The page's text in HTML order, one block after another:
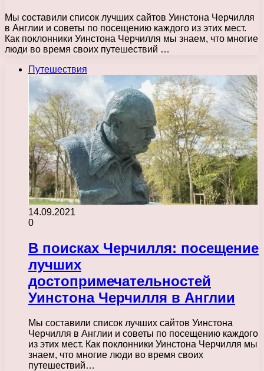
Мы составили список лучших сайтов Уинстона Черчилля
в Англии и советы по посещению каждого из этих мест.
Как поклонники Уинстона Черчилля мы знаем, что многие
люди во время своих путешествий …
Путешествия
14.09.2021
0
В поисках Черчилля: посещение
лучших
достопримечательностей
Уинстона Черчилля в Англии
Мы составили список лучших сайтов Уинстона
Черчилля в Англии и советы по посещению каждого
из этих мест. Как поклонники Уинстона Черчилля мы
знаем, что многие люди во время своих
путешествий…